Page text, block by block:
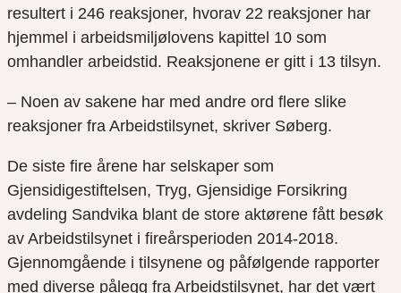
resultert i 246 reaksjoner, hvorav 22 reaksjoner har
hjemmel i arbeidsmiljølovens kapittel 10 som
omhandler arbeidstid. Reaksjonene er gitt i 13 tilsyn.
– Noen av sakene har med andre ord flere slike
reaksjoner fra Arbeidstilsynet, skriver Søberg.
De siste fire årene har selskaper som
Gjensidigestiftelsen, Tryg, Gjensidige Forsikring
avdeling Sandvika blant de store aktørene fått besøk
av Arbeidstilsynet i fireårsperioden 2014-2018.
Gjennomgående i tilsynene og påfølgende rapporter
med diverse pålegg fra Arbeidstilsynet, har det vært